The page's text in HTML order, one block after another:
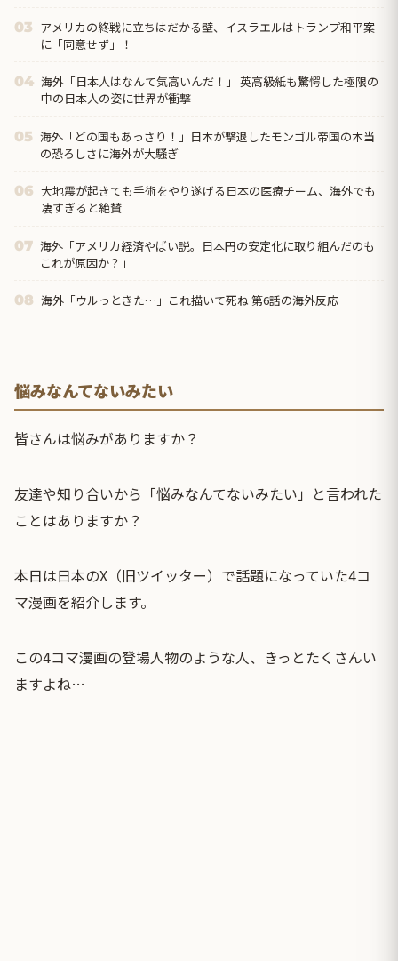
03 アメリカの終戦に立ちはだかる壁、イスラエルはトランプ和平案
に「同意せず」！
04 海外「日本人はなんて気高いんだ！」 英高級紙も驚愕した極限の
中の日本人の姿に世界が衝撃
05 海外「どの国もあっさり！」日本が撃退したモンゴル帝国の本当
の恐ろしさに海外が大騒ぎ
06 大地震が起きても手術をやり遂げる日本の医療チーム、海外でも
凄すぎると絶賛
07 海外「アメリカ経済やばい説。日本円の安定化に取り組んだのも
これが原因か？」
08 海外「ウルっときた…」これ描いて死ね 第6話の海外反応
悩みなんてないみたい
皆さんは悩みがありますか？
友達や知り合いから「悩みなんてないみたい」と言われた
ことはありますか？
本日は日本のX（旧ツイッター）で話題になっていた4コ
マ漫画を紹介します。
この4コマ漫画の登場人物のような人、きっとたくさんい
ますよね…